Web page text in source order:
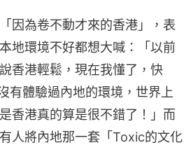
因為卷不動才來的香港」，表
地環境不好都想大喊：「以前
香港輕鬆，現在我懂了，快
有體驗過內地的環境，世界上
香港真的算是很不錯了！」而
人將內地那一套「Toxic的文化